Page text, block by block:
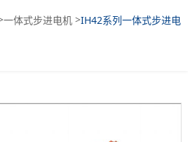
一体式步进电机>IH42系列一体式步进电